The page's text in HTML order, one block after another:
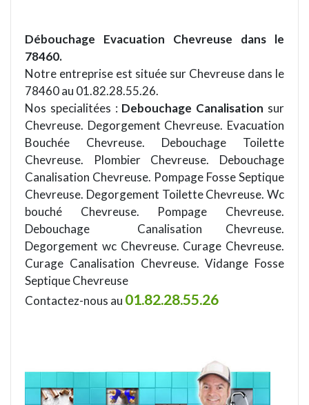
Débouchage Evacuation Chevreuse dans le
78460.
Notre entreprise est située sur Chevreuse dans le
78460 au 01.82.28.55.26.
Nos specialitées : Debouchage Canalisation sur
Chevreuse. Degorgement Chevreuse. Evacuation
Bouchée Chevreuse. Debouchage Toilette
Chevreuse. Plombier Chevreuse. Debouchage
Canalisation Chevreuse. Pompage Fosse Septique
Chevreuse. Degorgement Toilette Chevreuse. Wc
bouché Chevreuse. Pompage Chevreuse.
Debouchage Canalisation Chevreuse.
Degorgement wc Chevreuse. Curage Chevreuse.
Curage Canalisation Chevreuse. Vidange Fosse
Septique Chevreuse
Contactez-nous au 01.82.28.55.26